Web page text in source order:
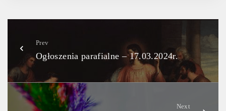
Prev
Ogłoszenia parafialne – 17.03.2024r.
Next